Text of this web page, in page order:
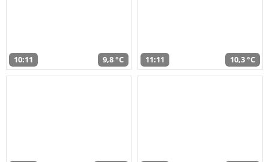
10:11 9,8 °C 11:11 10,3 °C